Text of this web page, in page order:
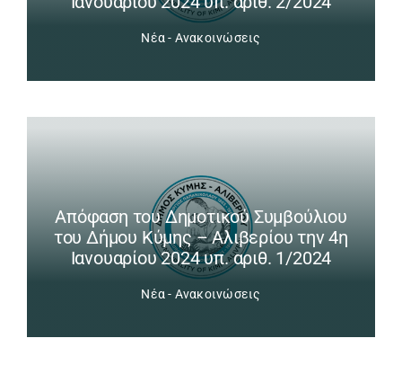
Νέα - Ανακοινώσεις
Απόφαση του Δημοτικού Συμβούλιου
του Δήμου Κύμης – Αλιβερίου την 4η
Ιανουαρίου 2024 υπ. αριθ. 1/2024
Νέα - Ανακοινώσεις